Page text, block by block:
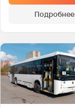
Подробнее